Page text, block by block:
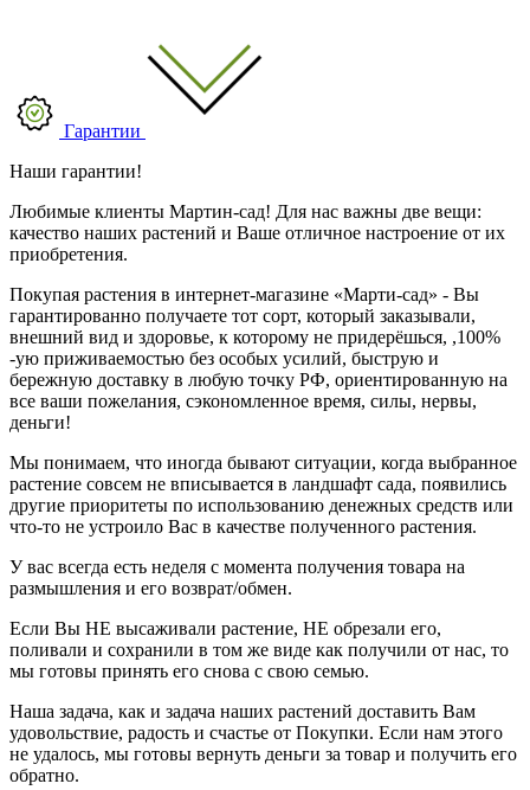
Гарантии
Наши гарантии!
Любимые клиенты Мартин-сад! Для нас важны две вещи:
качество наших растений и Ваше отличное настроение от их
приобретения.
Покупая растения в интернет-магазине «Марти-сад» - Вы
гарантированно получаете тот сорт, который заказывали,
внешний вид и здоровье, к которому не придерёшься, ,100%
-ую приживаемостью без особых усилий, быструю и
бережную доставку в любую точку РФ, ориентированную на
все ваши пожелания, сэкономленное время, силы, нервы,
деньги!
Мы понимаем, что иногда бывают ситуации, когда выбранное
растение совсем не вписывается в ландшафт сада, появились
другие приоритеты по использованию денежных средств или
что-то не устроило Вас в качестве полученного растения.
У вас всегда есть неделя с момента получения товара на
размышления и его возврат/обмен.
Если Вы НЕ высаживали растение, НЕ обрезали его,
поливали и сохранили в том же виде как получили от нас, то
мы готовы принять его снова с свою семью.
Наша задача, как и задача наших растений доставить Вам
удовольствие, радость и счастье от Покупки. Если нам этого
не удалось, мы готовы вернуть деньги за товар и получить его
обратно.